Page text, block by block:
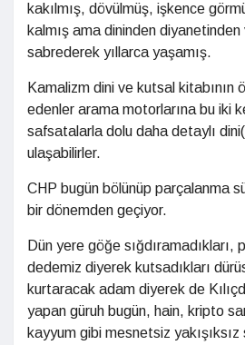
kakılmış, dövülmüş, işkence
kalmış ama dininden
sabrederek yıllarca yaşamış.
Kamalizm dini ve kutsal kitabının
edenler arama motorlarına bu iki
safsatalarla dolu daha detaylı
ulaşabilirler.
CHP bugün bölünüp parçalanma
bir dönemden geçiyor.
Dün yere göğe sığdıramadıkları,
dedemiz diyerek kutsadıkları
kurtaracak adam diyerek de
yapan güruh bugün, hain, kripto
kayyum gibi mesnetsiz yakışıksız